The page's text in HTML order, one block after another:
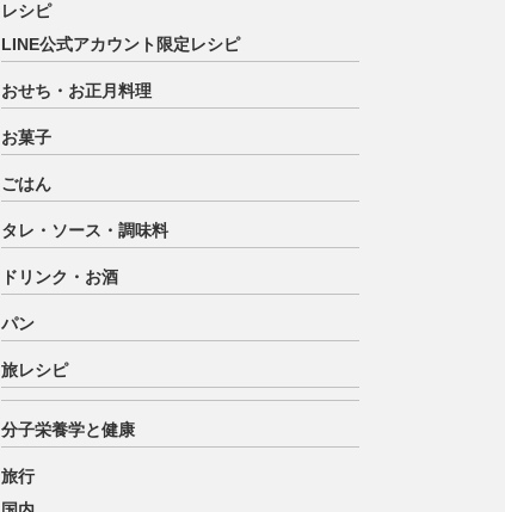
レシピ
LINE公式アカウント限定レシピ
おせち・お正月料理
お菓子
ごはん
タレ・ソース・調味料
ドリンク・お酒
パン
旅レシピ
分子栄養学と健康
旅行